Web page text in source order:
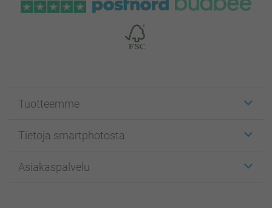
Tuotteemme
Kuvakortit
Kuvakirjat
Tietoja smartphotosta
Affiliate ohjelma
Asiakaspalvelu